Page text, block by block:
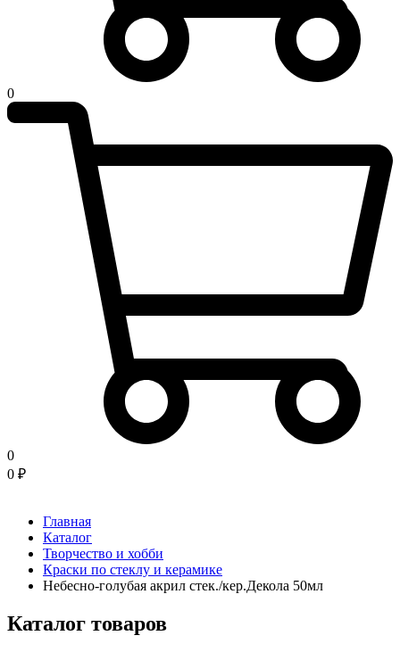
0
0
0 ₽
Главная
Каталог
Творчество и хобби
Краски по стеклу и керамике
Небесно-голубая акрил стек./кер.Декола 50мл
Каталог товаров